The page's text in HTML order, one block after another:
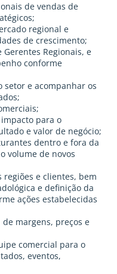
de vendas de
regional e
de crescimento;
Regionais, e
conforme
setor e acompanhar os
para o
e valor de negócio;
dentro e fora da
volume de novos
regiões e clientes, bem
e definição da
ações estabelecidas
margens, preços e
comercial para o
eventos,